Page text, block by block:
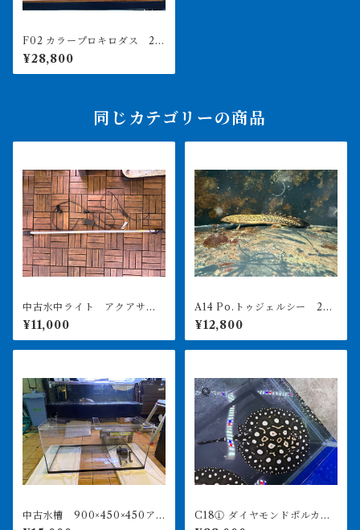
F02 カラープロキロダス 22
-25㎝前後
¥28,800
同じカテゴリーの商品
中古水中ライト アクアサン
¥11,000
A14 Po.トゥジェルシー 20
㎝前後
¥12,800
中古水槽 900×450×450ア
クリル水槽 上部濾過セット
C18① ダイヤモンドポルカ
アルビノヘテロ 体盤16㎝前